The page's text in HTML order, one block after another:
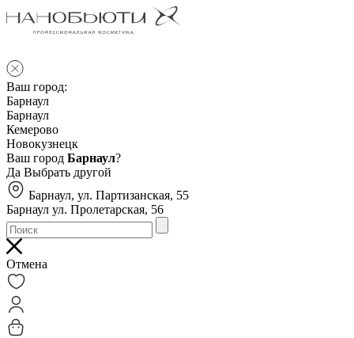
Ваш город:
Барнаул
Барнаул
Кемерово
Новокузнецк
Ваш город Барнаул?
Да Выбрать другой
Барнаул, ул. Партизанская, 55
Барнаул ул. Пролетарская, 56
Отмена